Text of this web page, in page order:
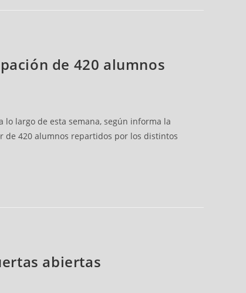
de 420 alumnos
lo largo de esta semana, según informa la
de 420 alumnos repartidos por los distintos
abiertas